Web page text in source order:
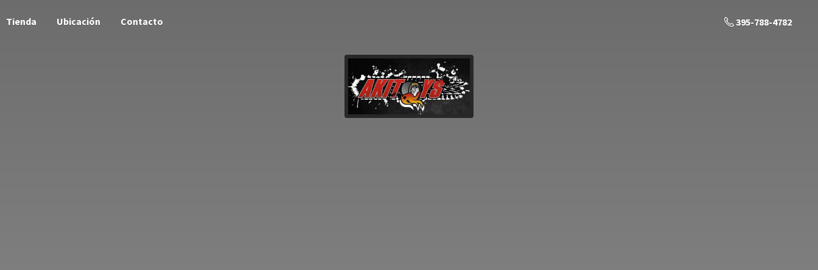
Tienda Ubicación Contacto 395-788-4782